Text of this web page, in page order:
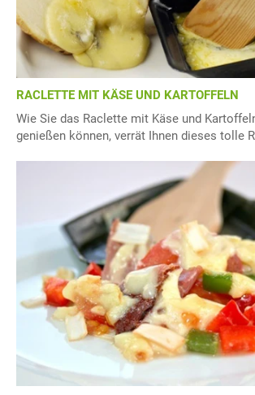
RACLETTE MIT KÄSE UND KARTOFFELN
Wie Sie das Raclette mit Käse und
genießen können, verrät Ihnen dieses tolle